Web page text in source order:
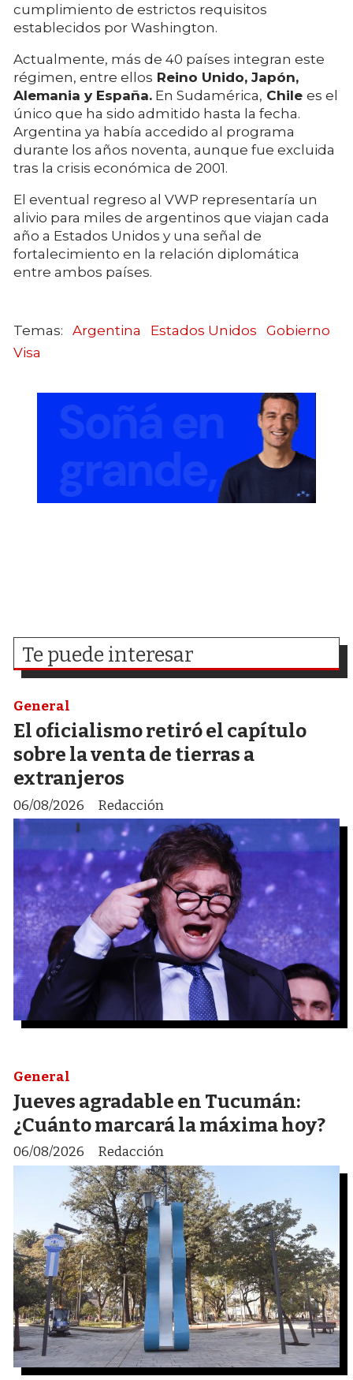
cumplimiento de estrictos requisitos
establecidos por Washington.
Actualmente, más de 40 países integran este
régimen, entre ellos Reino Unido, Japón,
Alemania y España. En Sudamérica, Chile es el
único que ha sido admitido hasta la fecha.
Argentina ya había accedido al programa
durante los años noventa, aunque fue excluida
tras la crisis económica de 2001.
El eventual regreso al VWP representaría un
alivio para miles de argentinos que viajan cada
año a Estados Unidos y una señal de
fortalecimiento en la relación diplomática
entre ambos países.
Argentina Estados Unidos
Gobierno
Visa
Te puede interesar
El oficialismo retiró el capítulo
sobre la venta de tierras a
extranjeros
Redacción
General
06/08/2026
Jueves agradable en Tucumán:
¿Cuánto marcará la máxima hoy?
Redacción
General
06/08/2026